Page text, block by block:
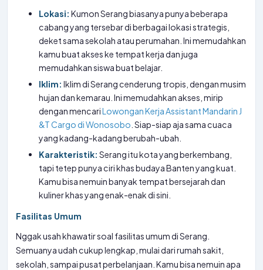
Lokasi: Kumon Serang biasanya punya beberapa
cabang yang tersebar di berbagai lokasi strategis,
deket sama sekolah atau perumahan. Ini memudahkan
kamu buat akses ke tempat kerja dan juga
memudahkan siswa buat belajar.
Iklim: Iklim di Serang cenderung tropis, dengan musim
hujan dan kemarau. Ini memudahkan akses, mirip
dengan mencariLowongan Kerja Assistant Mandarin J
&T Cargo di Wonosobo . Siap-siap aja sama cuaca
yang kadang-kadang berubah-ubah.
Karakteristik: Serang itu kota yang berkembang,
tapi tetep punya ciri khas budaya Banten yang kuat.
Kamu bisa nemuin banyak tempat bersejarah dan
kuliner khas yang enak-enak di sini.
Fasilitas Umum
Nggak usah khawatir soal fasilitas umum di Serang.
Semuanya udah cukup lengkap, mulai dari rumah sakit,
sekolah, sampai pusat perbelanjaan. Kamu bisa nemuin apa